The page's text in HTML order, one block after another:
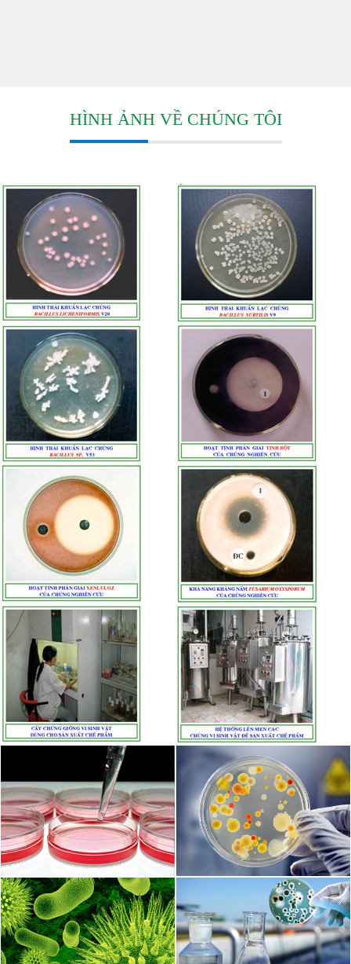
ỨNG DỤNG VI SINH XỬ LÝ NƯỚC THẢI SINH HOẠT TÒA NHÀ
CHUNG CƯ
Ngày đăng: 2026-05-24
Chất hữu cơ Dầu mỡ Cặn bùn Amoni (NH₄⁺) Nitơ, Photpho Mùi hôi
trong hệ thống xử lý nước thải
VI SINH XỬ LÝ NƯỚC THẢI HIẾU KHÍ – GIẢI PHÁP XANH LÀM
SẠCH NƯỚC TỪ BÊN TRONG
Ngày đăng: 2025-04-18
ỨNG DỤNG VI SINH & ENZYME TRONG XỬ LÝ NƯỚC THẢI
Ngày đăng: 2025-04-18
Công nghệ sinh học trong xử lý nước thải đang trở thành xu hướng tất
yếu, không chỉ giúp loại bỏ ô nhiễm mà còn đảm bảo an toàn cho
môi trường sống. Trong đó, vi sinh...
HÌNH ẢNH VỀ CHÚNG TÔI